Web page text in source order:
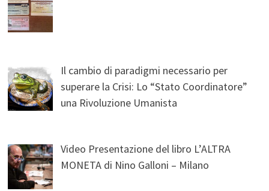
Il cambio di paradigmi necessario per
superare la Crisi: Lo “Stato Coordinatore”
una Rivoluzione Umanista
Video Presentazione del libro L’ALTRA
MONETA di Nino Galloni – Milano